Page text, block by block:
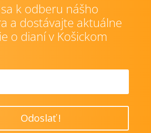
k odberu nášho
a dostávajte aktuálne
o dianí v Košickom
Odoslať !